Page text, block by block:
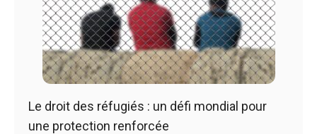
Le droit des réfugiés : un défi mondial pour
une protection renforcée